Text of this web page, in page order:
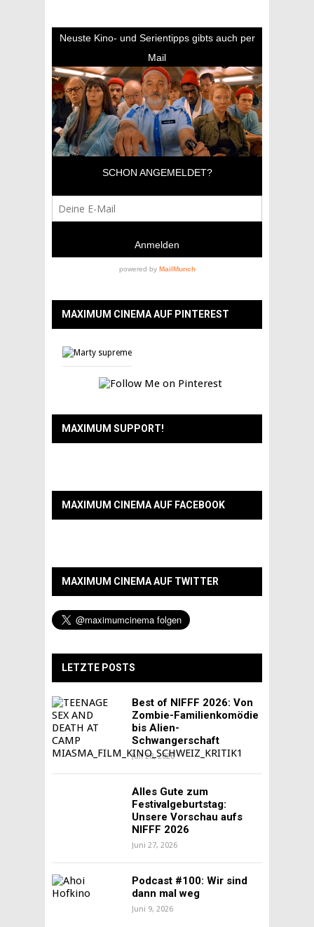
MAXIMUM CINEMA AUF PINTEREST
MAXIMUM SUPPORT!
MAXIMUM CINEMA AUF FACEBOOK
MAXIMUM CINEMA AUF TWITTER
LETZTE POSTS
Best of NIFFF 2026: Von
Zombie-Familienkomödie
bis Alien-
Schwangerschaft
Juli 28, 2026
Alles Gute zum
Festivalgeburtstag:
Unsere Vorschau aufs
NIFFF 2026
Juni 27, 2026
Podcast #100: Wir sind
dann mal weg
Juni 9, 2026